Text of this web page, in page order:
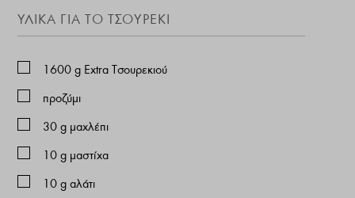
ΥΛΙΚΑ ΓΙΑ ΤΟ ΤΣΟΥΡΕΚΙ
1600 g Εxtra Τσουρεκιού
προζύμι
30 g μαχλέπι
10 g μαστίχα
10 g αλάτι